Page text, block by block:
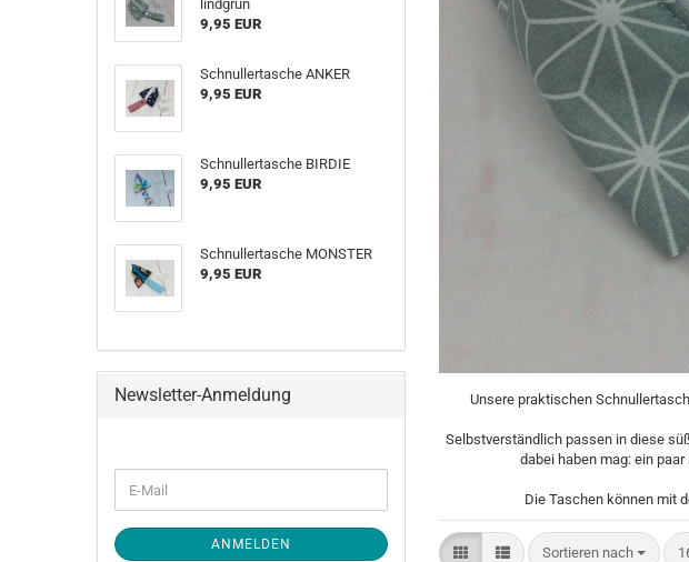
Unsere praktischen
Selbstverständlich passen in diese
dabei haben mag: ein
Die Taschen können mit
Sortieren nach
Sortieren nach
lindgrün
9,95 EUR
Schnullertasche ANKER
9,95 EUR
Schnullertasche BIRDIE
9,95 EUR
Schnullertasche MONSTER
9,95 EUR
Newsletter-Anmeldung
ZUR
ANMELDUNG
E-
Mail
ANMELDEN